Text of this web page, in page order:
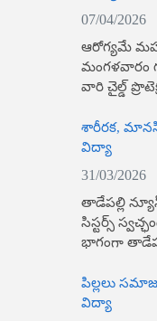
07/04/2026
ఆరోగ్యమే మహా
మంగళవారం
వారి చైల్డ్
శారీరక,
విద్యా
31/03/2026
తాడేపల్లి
సిస్టర్స్
భాగంగా
పిల్లలు
విద్యా